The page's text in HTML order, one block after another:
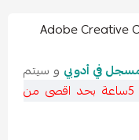
و سيتم
بحد اقصى من